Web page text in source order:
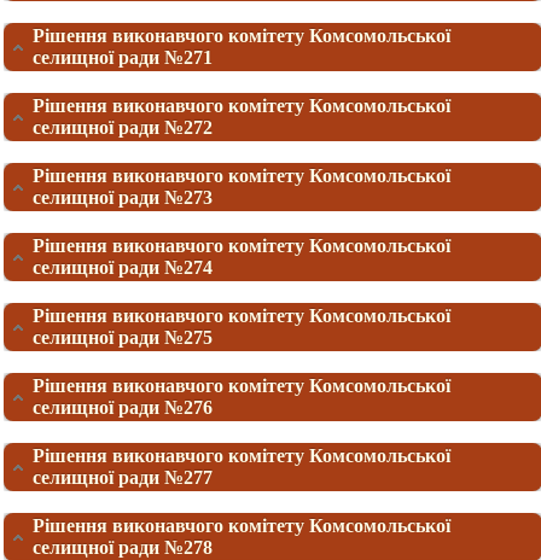
Рішення виконавчого комітету Комсомольської
селищної ради №271
Рішення виконавчого комітету Комсомольської
селищної ради №272
Рішення виконавчого комітету Комсомольської
селищної ради №273
Рішення виконавчого комітету Комсомольської
селищної ради №274
Рішення виконавчого комітету Комсомольської
селищної ради №275
Рішення виконавчого комітету Комсомольської
селищної ради №276
Рішення виконавчого комітету Комсомольської
селищної ради №277
Рішення виконавчого комітету Комсомольської
селищної ради №278